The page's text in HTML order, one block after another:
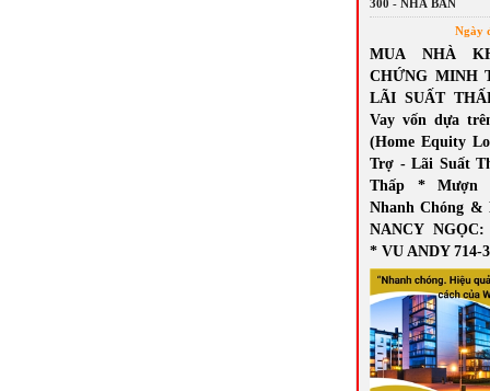
300 - NHÀ BÁN
Ngày
MUA NHÀ
CHỨNG MINH
LÃI SUẤT
Vay vốn dựa
(Home Equity
Trợ - Lãi Suất
Thấp * Mượn
Nhanh Chóng &
NANCY NGỌC:
* VU ANDY 714-